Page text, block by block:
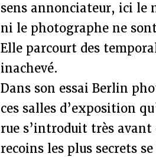
sens annonciateur, ici le
ni le photographe ne
Elle parcourt des
inachevé.
Dans son essai Berlin
ces salles d’exposition
rue s’introduit très avant
recoins les plus secrets